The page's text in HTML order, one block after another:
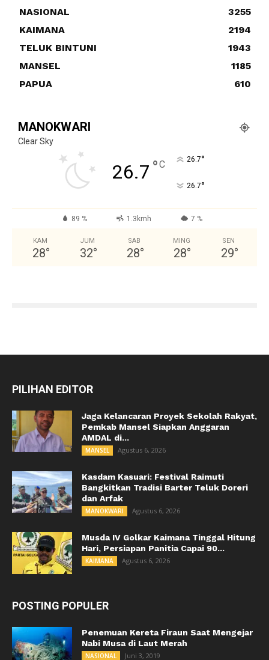
NASIONAL
3255
KAIMANA
2194
TELUK BINTUNI
1943
MANSEL
1185
PAPUA
610
MANOKWARI
Clear Sky
26.7 °C 26.7°
26.7°
89 % 1.3kmh 7 %
KAM
28°
JUM
32°
SAB
28°
MING
28°
SEN
29°
PILIHAN EDITOR
Jaga Kelancaran Proyek Sekolah Rakyat,
Pemkab Mansel Siapkan Anggaran
AMDAL di...
MANSEL Agustus 6, 2026
Kasdam Kasuari: Festival Raimuti
Bangkitkan Tradisi Barter Teluk Doreri
dan Arfak
MANOKWARI Agustus 6, 2026
Musda IV Golkar Kaimana Tinggal Hitung
Hari, Persiapan Panitia Capai 90...
KAIMANA Agustus 6, 2026
POSTING POPULER
Penemuan Kereta Firaun Saat Mengejar
Nabi Musa di Laut Merah
NASIONAL Juni 3, 2019